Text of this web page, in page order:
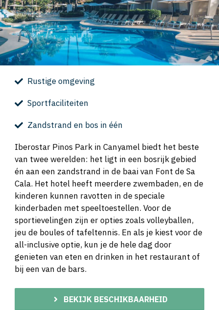
Rustige omgeving
Sportfaciliteiten
Zandstrand en bos in één
Iberostar Pinos Park in Canyamel biedt het beste
van twee werelden: het ligt in een bosrijk gebied
én aan een zandstrand in de baai van Font de Sa
Cala. Het hotel heeft meerdere zwembaden, en de
kinderen kunnen ravotten in de speciale
kinderbaden met speeltoestellen. Voor de
sportievelingen zijn er opties zoals volleyballen,
jeu de boules of tafeltennis. En als je kiest voor de
all-inclusive optie, kun je de hele dag door
genieten van eten en drinken in het restaurant of
bij een van de bars.
BEKIJK BESCHIKBAARHEID